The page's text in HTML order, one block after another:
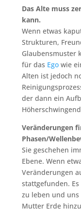
Das Alte muss
kann.
Wenn etwas
Strukturen,
Glaubensmuster
für das Egowie
Alten ist jedoch
der dann ein
Veränderungen
Phasen/
Sie geschehen
Ebene. Wenn
Veränderungen
stattgefunden.
zu leben und uns
Mutter Erde